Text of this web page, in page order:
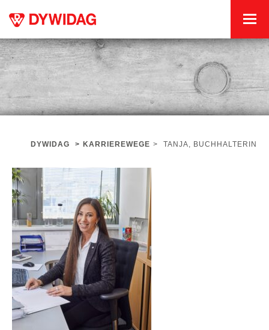
DYWIDAG > KARRIEREWEGE > TANJA, BUCHHALTERIN